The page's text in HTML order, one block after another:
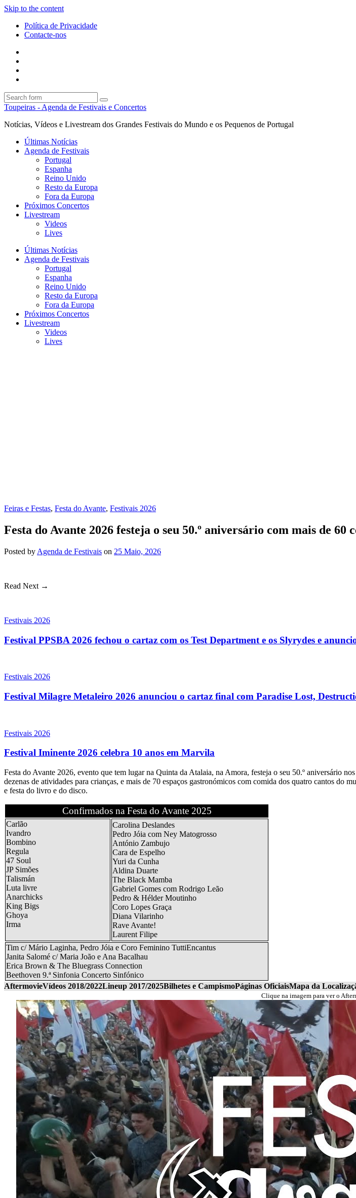
Skip to the content
Política de Privacidade
Contacte-nos
Search
Toupeiras - Agenda de Festivais e Concertos
Notícias, Vídeos e Livestream dos Grandes Festivais do Mundo e os Pequenos de Portugal
Últimas Notícias
Agenda de Festivais
Portugal
Espanha
Reino Unido
Resto da Europa
Fora da Europa
Próximos Concertos
Livestream
Videos
Lives
Últimas Notícias
Agenda de Festivais
Portugal
Espanha
Reino Unido
Resto da Europa
Fora da Europa
Próximos Concertos
Livestream
Videos
Lives
Feiras e Festas, Festa do Avante, Festivais 2026
Festa do Avante 2026 festeja o seu 50.º aniversário com mais de 60
Posted by Agenda de Festivais on 25 Maio, 2026
Read Next →
Festivais 2026
Festival PPSBA 2026 fechou o cartaz com os Test Department e os Slyrydes e
Festivais 2026
Festival Milagre Metaleiro 2026 anunciou o cartaz final com Paradise Lost,
Festivais 2026
Festival Iminente 2026 celebra 10 anos em Marvila
Festa do Avante 2026, evento que tem lugar na Quinta da Atalaia, na Amora, festeja o seu 50.º aniversário
dezenas de atividades para crianças, e mais de 70 espaços gastronómicos com comida dos quatro cantos do
e festa do livro e do disco.
Confirmados na Festa do Avante 2025
Carlão
Ivandro
Bombino
Regula
47 Soul
JP Simões
Talismán
Luta livre
Anarchicks
King Bigs
Ghoya
Irma
Carolina Deslandes
Pedro Jóia com Ney Matogrosso
António Zambujo
Cara de Espelho
Yuri da Cunha
Aldina Duarte
The Black Mamba
Gabriel Gomes com Rodrigo Leão
Pedro & Hélder Moutinho
Coro Lopes Graça
Diana Vilarinho
Rave Avante!
Laurent Filipe
Tim c/ Mário Laginha, Pedro Jóia e Coro Feminino TuttiEncantus
Janita Salomé c/ Maria João e Ana Bacalhau
Erica Brown & The Bluegrass Connection
Beethoven 9.ª Sinfonia Concerto Sinfónico
AftermovieVídeos 2018/2022Lineup 2017/2025Bilhetes e CampismoPáginas OficiaisMapa da
Clique na imagem para ver o